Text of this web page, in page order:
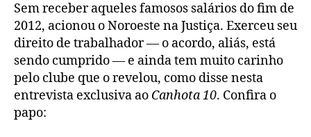
Sem receber aqueles famosos salários do fim de
2012, acionou o Noroeste na Justiça. Exerceu seu
direito de trabalhador — o acordo, aliás, está
sendo cumprido — e ainda tem muito carinho
pelo clube que o revelou, como disse nesta
entrevista exclusiva ao Canhota 10. Confira o
papo: